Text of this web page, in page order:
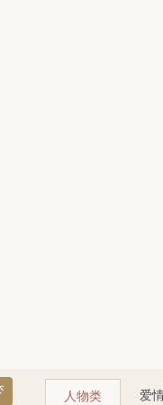
人物类 爱